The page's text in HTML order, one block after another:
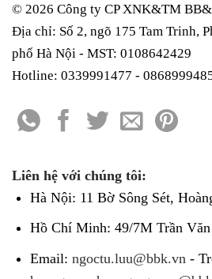
© 2026 Công ty CP XNK&TM
Địa chỉ: Số 2, ngõ 175 Tam Trinh,
phố Hà Nội - MST: 0108642429
Hotline: 0339991477 -
Liên hệ với chúng tôi:
Hà Nội: 11 Bờ Sông Sét,
Hồ Chí Minh: 49/7M Trần
Email: ngoctu.luu@bbk.vn -